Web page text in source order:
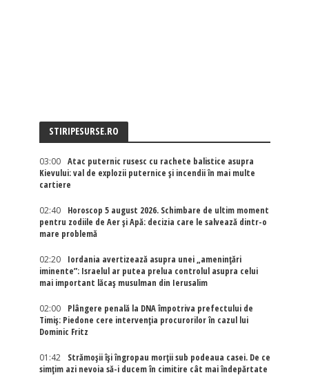
STIRIPESURSE.RO
03:00
Atac puternic rusesc cu rachete balistice asupra
Kievului: val de explozii puternice și incendii în mai multe
cartiere
02:40
Horoscop 5 august 2026. Schimbare de ultim moment
pentru zodiile de Aer și Apă: decizia care le salvează dintr-o
mare problemă
02:20
Iordania avertizează asupra unei „amenințări
iminente”: Israelul ar putea prelua controlul asupra celui
mai important lăcaș musulman din Ierusalim
02:00
Plângere penală la DNA împotriva prefectului de
Timiș: Piedone cere intervenția procurorilor în cazul lui
Dominic Fritz
01:42
Strămoșii își îngropau morții sub podeaua casei. De ce
simțim azi nevoia să-i ducem în cimitire cât mai îndepărtate